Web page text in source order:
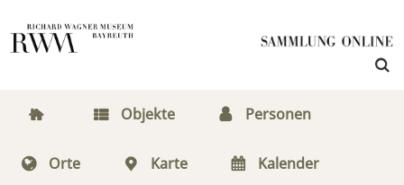
Objekte Personen
Orte Karte Kalender